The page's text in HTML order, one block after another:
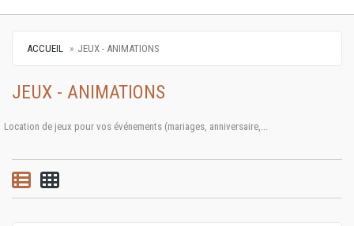
ACCUEIL JEUX - ANIMATIONS
JEUX - ANIMATIONS
Location de jeux pour vos événements (mariages, anniversaire,...
Vue par liste
Vue par grille